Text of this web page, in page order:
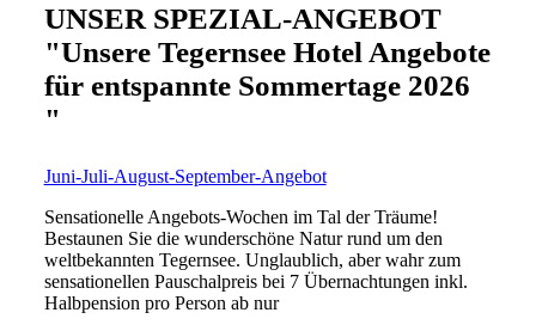
UNSER SPEZIAL-ANGEBOT
"Unsere Tegernsee Hotel Angebote
für entspannte Sommertage 2026
"
Juni-Juli-August-September-Angebot
Sensationelle Angebots-Wochen im Tal der Träume!
Bestaunen Sie die wunderschöne Natur rund um den
weltbekannten Tegernsee. Unglaublich, aber wahr zum
sensationellen Pauschalpreis bei 7 Übernachtungen inkl.
Halbpension pro Person ab nur